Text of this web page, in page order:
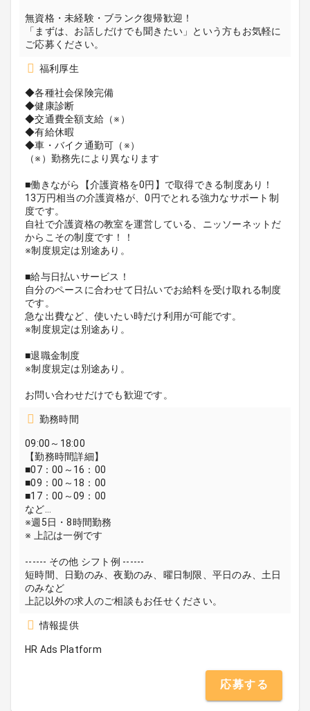
無資格・未経験・ブランク復帰歓迎！
「まずは、お話しだけでも聞きたい」という方もお気軽に
ご応募ください。
福利厚生
◆各種社会保険完備
◆健康診断
◆交通費全額支給（※）
◆有給休暇
◆車・バイク通勤可（※）
（※）勤務先により異なります
■働きながら【介護資格を0円】で取得できる制度あり！
13万円相当の介護資格が、0円でとれる強力なサポート制
度です。
自社で介護資格の教室を運営している、ニッソーネットだ
からこその制度です！！
※制度規定は別途あり。
■給与日払いサービス！
自分のペースに合わせて日払いでお給料を受け取れる制度
です。
急な出費など、使いたい時だけ利用が可能です。
※制度規定は別途あり。
■退職金制度
※制度規定は別途あり。
お問い合わせだけでも歓迎です。
勤務時間
09:00～18:00
【勤務時間詳細】
■07：00～16：00
■09：00～18：00
■17：00～09：00
など…
※週5日・8時間勤務
※ 上記は一例です
------ その他 シフト例 ------
短時間、日勤のみ、夜勤のみ、曜日制限、平日のみ、土日
のみなど
上記以外の求人のご相談もお任せください。
情報提供
HR Ads Platform
応募する